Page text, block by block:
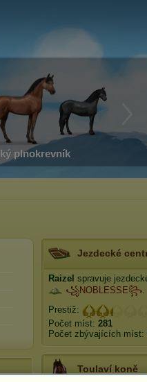
plnokrevník
Jezdecké
Raizel spravuje
꧁NOBLESSE꧂.
Prestiž:
Počet míst: 281
Počet zbývajících míst:
Toulaví koně